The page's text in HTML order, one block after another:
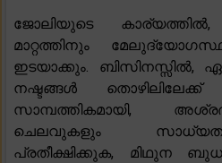
ജോലിയുടെ
മാറ്റത്തിനും
ഇടയാക്കും. ബിസിനസ്സിൽ,
നഷ്ടങ്ങൾ തൊഴിലിലേക്ക്
സാമ്പത്തികമായി,
ചെലവുകളും
പ്രതീക്ഷിക്കുക, മിഥുന